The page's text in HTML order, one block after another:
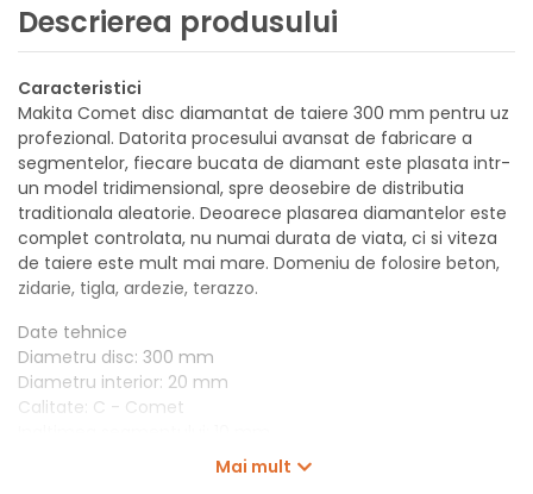
Descrierea produsului
Caracteristici
Makita Comet disc diamantat de taiere 300 mm pentru uz
profezional. Datorita procesului avansat de fabricare a
segmentelor, fiecare bucata de diamant este plasata intr-
un model tridimensional, spre deosebire de distributia
traditionala aleatorie. Deoarece plasarea diamantelor este
complet controlata, nu numai durata de viata, ci si viteza
de taiere este mult mai mare. Domeniu de folosire beton,
zidarie, tigla, ardezie, terazzo.
Date tehnice
Diametru disc: 300 mm
Diametru interior: 20 mm
Calitate: C - Comet
Tipul segmentului: DS - segmentat
Mai mult